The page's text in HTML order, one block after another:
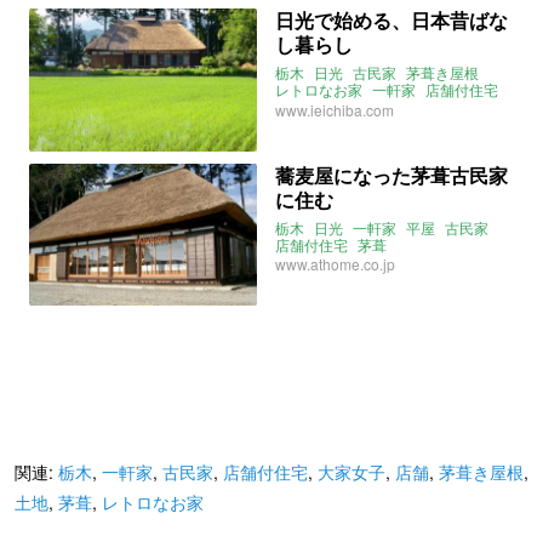
日光で始める、日本昔ばな
し暮らし
栃木 日光 古民家 茅葺き屋根
レトロなお家 一軒家
店舗付住宅
店舗 事務所 平屋
www.ieichiba.com
蕎麦屋になった茅葺古民家
に住む
栃木 日光 一軒家 平屋 古民家
店舗付住宅 茅葺
www.athome.co.jp
関連: 栃木, 一軒家, 古民家, 店舗付住宅, 大家女子, 店舗, 茅葺き屋根,
土地, 茅葺, レトロなお家